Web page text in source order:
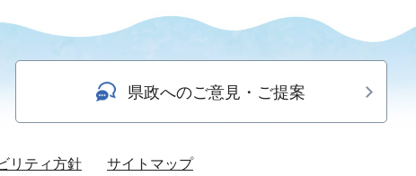
県政へのご意見・ご提案
リティ方針 サイトマップ